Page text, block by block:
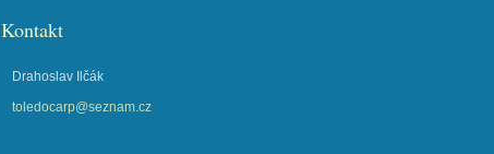
Kontakt
Drahoslav Ilčák
toledocarp@seznam.cz